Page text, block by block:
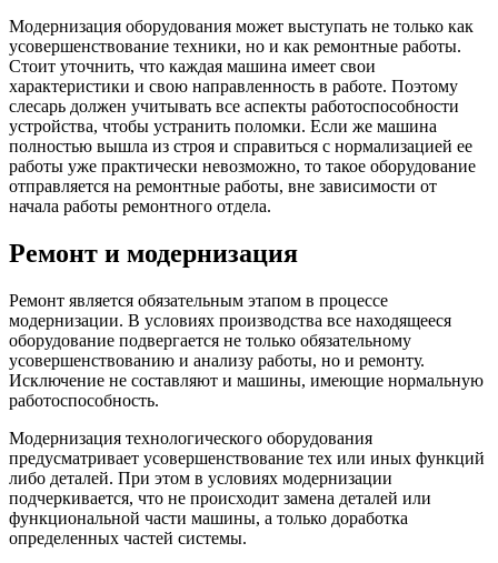
Модернизация оборудования может выступать не только как
усовершенствование техники, но и как ремонтные работы.
Стоит уточнить, что каждая машина имеет свои
характеристики и свою направленность в работе. Поэтому
слесарь должен учитывать все аспекты работоспособности
устройства, чтобы устранить поломки. Если же машина
полностью вышла из строя и справиться с нормализацией ее
работы уже практически невозможно, то такое оборудование
отправляется на ремонтные работы, вне зависимости от
начала работы ремонтного отдела.
Ремонт и модернизация
Ремонт является обязательным этапом в процессе
модернизации. В условиях производства все находящееся
оборудование подвергается не только обязательному
усовершенствованию и анализу работы, но и ремонту.
Исключение не составляют и машины, имеющие нормальную
работоспособность.
Модернизация технологического оборудования
предусматривает усовершенствование тех или иных функций
либо деталей. При этом в условиях модернизации
подчеркивается, что не происходит замена деталей или
функциональной части машины, а только доработка
определенных частей системы.